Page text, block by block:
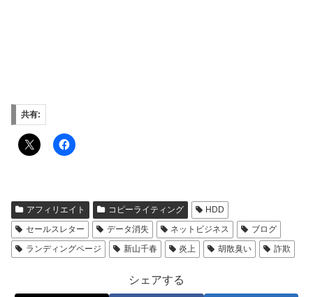
共有:
アフィリエイト コピーライティング
HDD
セールスレター
データ消失 ネットビジネス
ブログ
ランディングページ
新山千春 炎上 胡散臭い 詐欺
シェアする